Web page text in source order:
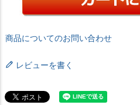
商品についてのお問い合わせ
レビューを書く